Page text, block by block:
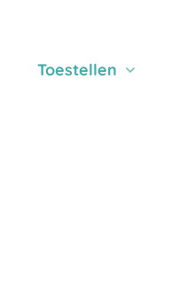
Toestellen